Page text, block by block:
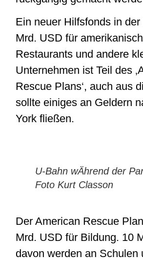
Ein neuer Hilfsfonds in
Mrd. USD für
Restaurants und andere
Unternehmen ist Teil des
Rescue Plans‘, auch aus
sollte einiges an Geldern
York fließen.
U-Bahn wÄhrend der
Foto Kurt Classon
Der American Rescue
Mrd. USD für Bildung. 10
davon werden an Schulen